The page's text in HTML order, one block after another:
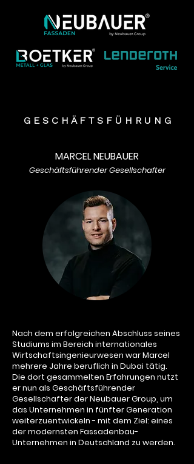
G E S C H Ä F T S F Ü H R U N G
MARCEL NEUBAUER
Geschäftsführender Gesellschafter
Nach dem erfolgreichen Abschluss seines
Studiums im Bereich internationales
Wirtschaftsingenieurwesen war Marcel
mehrere Jahre beruflich in Dubai tätig.
Die dort gesammelten Erfahrungen nutzt
er nun als Geschäftsführender
Gesellschafter der Neubauer Group, um
das Unternehmen in fünfter Generation
weiterzuentwickeln - mit dem Ziel: eines
der modernsten Fassadenbau-
Unternehmen in Deutschland zu werden.